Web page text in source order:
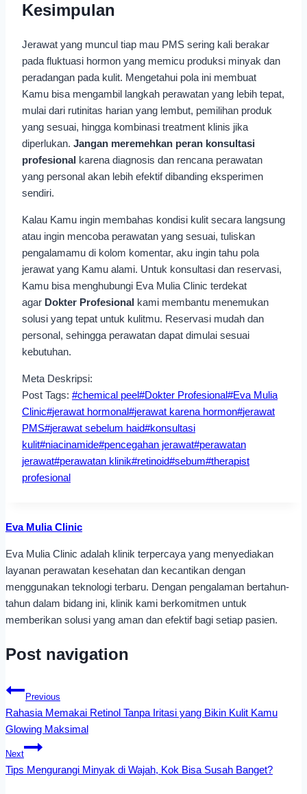
Kesimpulan
Jerawat yang muncul tiap mau PMS sering kali berakar
pada fluktuasi hormon yang memicu produksi minyak dan
peradangan pada kulit. Mengetahui pola ini membuat
Kamu bisa mengambil langkah perawatan yang lebih tepat,
mulai dari rutinitas harian yang lembut, pemilihan produk
yang sesuai, hingga kombinasi treatment klinis jika
diperlukan. Jangan meremehkan peran konsultasi
profesional karena diagnosis dan rencana perawatan
yang personal akan lebih efektif dibanding eksperimen
sendiri.
Kalau Kamu ingin membahas kondisi kulit secara langsung
atau ingin mencoba perawatan yang sesuai, tuliskan
pengalamamu di kolom komentar, aku ingin tahu pola
jerawat yang Kamu alami. Untuk konsultasi dan reservasi,
Kamu bisa menghubungi Eva Mulia Clinic terdekat
agar Dokter Profesional kami membantu menemukan
solusi yang tepat untuk kulitmu. Reservasi mudah dan
personal, sehingga perawatan dapat dimulai sesuai
kebutuhan.
Meta Deskripsi:
Post Tags: #chemical peel#Dokter Profesional#Eva Mulia
Clinic#jerawat hormonal#jerawat karena hormon#jerawat
PMS#jerawat sebelum haid#konsultasi
kulit#niacinamide#pencegahan jerawat#perawatan
jerawat#perawatan klinik#retinoid#sebum#therapist
profesional
Eva Mulia Clinic
Eva Mulia Clinic adalah klinik terpercaya yang menyediakan
layanan perawatan kesehatan dan kecantikan dengan
menggunakan teknologi terbaru. Dengan pengalaman bertahun-
tahun dalam bidang ini, klinik kami berkomitmen untuk
memberikan solusi yang aman dan efektif bagi setiap pasien.
Post navigation
Previous
Rahasia Memakai Retinol Tanpa Iritasi yang Bikin Kulit Kamu
Glowing Maksimal
Next
Tips Mengurangi Minyak di Wajah, Kok Bisa Susah Banget?